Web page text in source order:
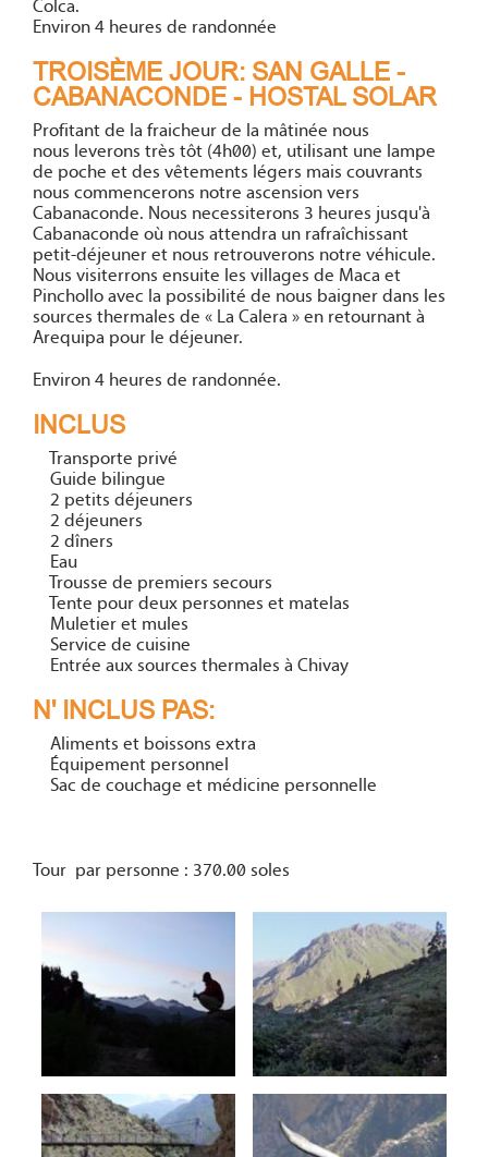
Colca.
Environ 4 heures de randonnée
TROISÈME JOUR: SAN GALLE -
CABANACONDE - HOSTAL SOLAR
Profitant de la fraicheur de la mâtinée nous
nous leverons très tôt (4h00) et, utilisant une lampe
de poche et des vêtements légers mais couvrants
nous commencerons notre ascension vers
Cabanaconde. Nous necessiterons 3 heures jusqu'à
Cabanaconde où nous attendra un rafraîchissant
petit-déjeuner et nous retrouverons notre véhicule.
Nous visiterrons ensuite les villages de Maca et
Pinchollo avec la possibilité de nous baigner dans les
sources thermales de « La Calera » en retournant à
Arequipa pour le déjeuner.
Environ 4 heures de randonnée.
INCLUS
Transporte privé
Guide bilingue
2 petits déjeuners
2 déjeuners
2 dîners
Eau
Trousse de premiers secours
Tente pour deux personnes et matelas
Muletier et mules
Service de cuisine
Entrée aux sources thermales à Chivay
N' INCLUS PAS:
Aliments et boissons extra
Équipement personnel
Sac de couchage et médicine personnelle
Tour par personne : 370.00 soles